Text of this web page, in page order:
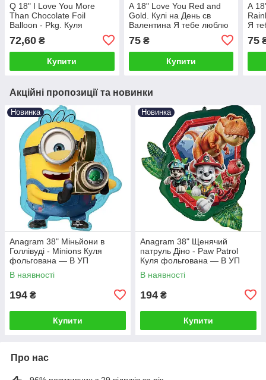
Q 18" I Love You More
Than Chocolate Foil
Balloon - Pkg. Куля
фольгована Серце. УП 14
лютого
72,60 ₴
Купити
А 18" Love You Red and
Gold. Кулі на День св
Валентина Я тебе люблю
75₴
Купити
А
Я
75
Акційні пропозиції та новинки
Новинка
Аnagram 38" Міньйони в
Голлівуді - Minions Куля
фольгована — В УП
В наявності
194 ₴
Купити
Новинка
Аnagram 38" Щенячий
патруль Діно - Paw Patrol
Куля фольгована — В УП
В наявності
194 ₴
Купити
Про нас